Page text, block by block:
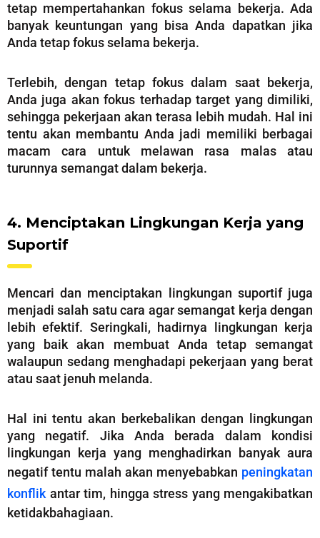
tetap mempertahankan fokus selama bekerja. Ada
banyak keuntungan yang bisa Anda dapatkan jika
Anda tetap fokus selama bekerja.
Terlebih, dengan tetap fokus dalam saat bekerja,
Anda juga akan fokus terhadap target yang dimiliki,
sehingga pekerjaan akan terasa lebih mudah. Hal ini
tentu akan membantu Anda jadi memiliki berbagai
macam cara untuk melawan rasa malas atau
turunnya semangat dalam bekerja.
4. Menciptakan Lingkungan Kerja yang
Suportif
Mencari dan menciptakan lingkungan suportif juga
menjadi salah satu cara agar semangat kerja dengan
lebih efektif. Seringkali, hadirnya lingkungan kerja
yang baik akan membuat Anda tetap semangat
walaupun sedang menghadapi pekerjaan yang berat
atau saat jenuh melanda.
Hal ini tentu akan berkebalikan dengan lingkungan
yang negatif. Jika Anda berada dalam kondisi
lingkungan kerja yang menghadirkan banyak aura
negatif tentu malah akan menyebabkan peningkatan
konflikantar tim, hingga stress yang mengakibatkan
ketidakbahagiaan.